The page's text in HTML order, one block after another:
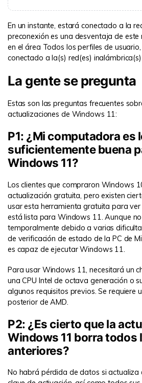
En un instante, estará conectado a la
preconexión es una desventaja de
en el área Todos los perfiles de
conectado a la(s) red(es)
La gente se pregunta
Estas son las preguntas frecuentes
actualizaciones de Windows 11:
P1: ¿Mi computadora es
suficientemente buena
Windows 11?
Los clientes que compraron Windows
actualización gratuita, pero existen
usar esta herramienta gratuita para
está lista para Windows 11. Aunque
temporalmente debido a varias
de verificación de estado de la PC de
es capaz de ejecutar Windows 11.
Para usar Windows 11, necesitará un
una CPU Intel de octava generación o
algunos requisitos previos. Se requiere
posterior de AMD.
P2: ¿Es cierto que la
Windows 11 borra todos
anteriores?
No habrá pérdida de datos si actualiza